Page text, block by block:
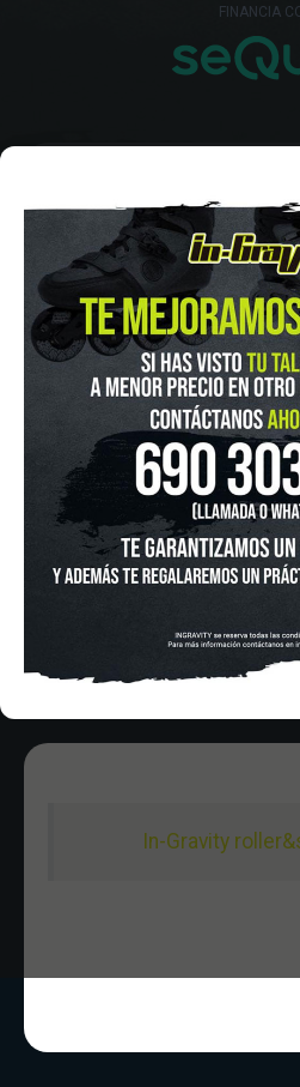
FINANCIA
In-Gravity
IN-GRAVITY MADRID RETIRO
Pza. Mariano de Cavia, 2
915 524 553
in-gravity@in-gravity.com
HORARIO
Lunes a Viernes de 12:00 - 20:30
Sabado De 10:00 - 20:30
Domingo 10:00-15:00